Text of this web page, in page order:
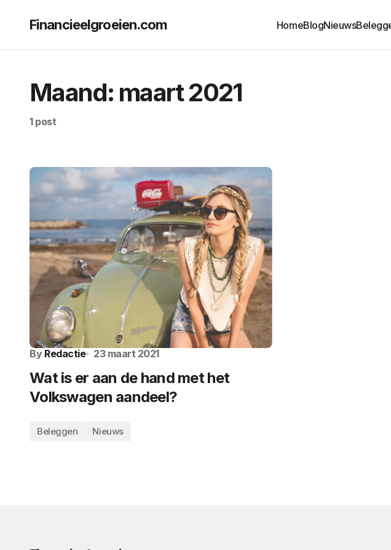
Financieelgroeien.com HomeBlogNieuws
Maand: maart 2021
1 post
By Redactie 23 maart 2021
Wat is er aan de hand met het
Volkswagen aandeel?
Beleggen Nieuws